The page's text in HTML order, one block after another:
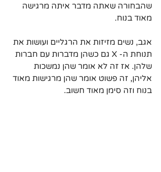
שהבחורה שאתה מדבר איתה מרגישה
מאוד בנוח.
אגב, נשים מזיזות את הרגליים ועושות את
תנוחת ה- X גם כשהן מדברות עם חברות
שלהן. אז זה לא אומר שהן נמשכות
אליהן, זה פשוט אומר שהן מרגישות מאוד
בנוח וזה סימן מאוד חשוב.